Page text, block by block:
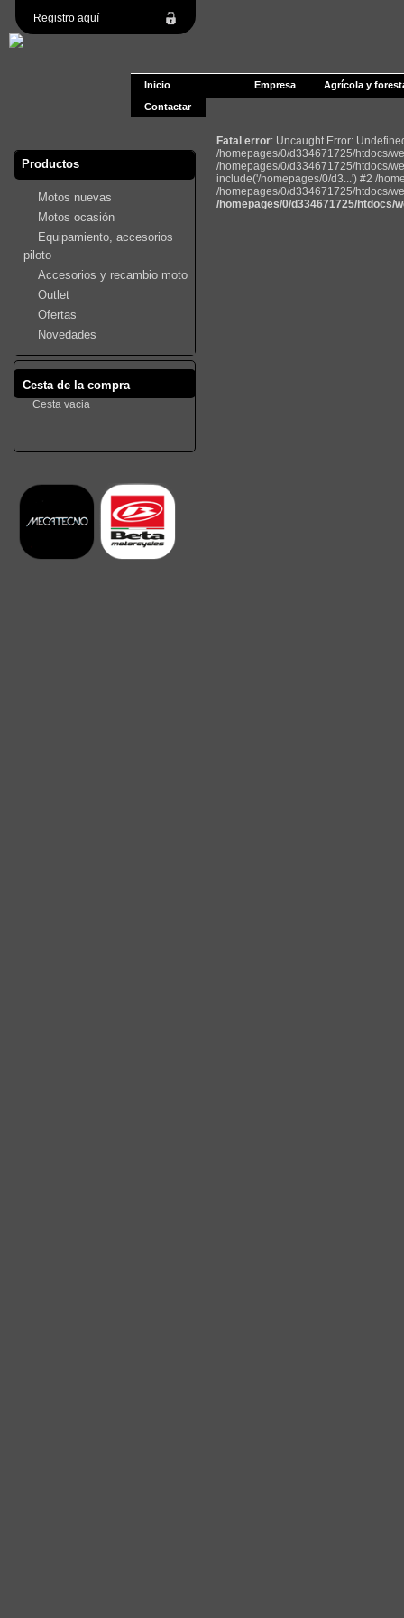
Registro aquí
Inicio Empresa
Agrícola y
Contactar
Productos
Motos nuevas
Motos ocasión
Equipamiento, accesorios
piloto
Accesorios y recambio moto
Outlet
Ofertas
Novedades
Cesta de la compra
Cesta vacia
Fatal error: Uncaught Error:
/homepages/0/d334671725/htdocs/
/homepages/0/d334671725/htdocs/
include('/homepages/0/d3...') #2 /
/homepages/0/d334671725/htdocs/
/homepages/0/d334671725/htdocs/